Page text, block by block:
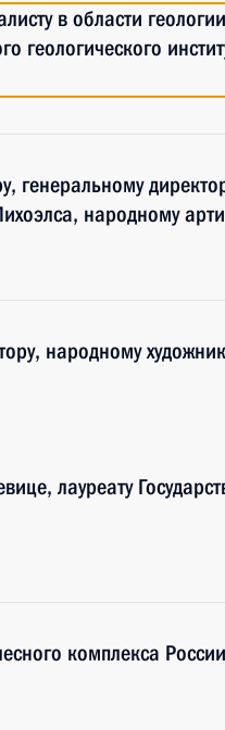
в области
геологического
генеральному
народному
народному
лауреату
комплекса России